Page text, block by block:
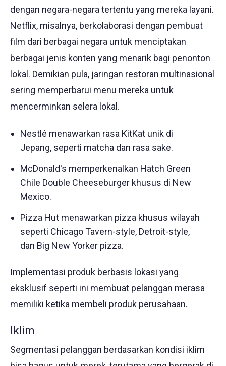
dengan negara-negara tertentu yang mereka layani.
Netflix, misalnya, berkolaborasi dengan pembuat
film dari berbagai negara untuk menciptakan
berbagai jenis konten yang menarik bagi penonton
lokal. Demikian pula, jaringan restoran multinasional
sering memperbarui menu mereka untuk
mencerminkan selera lokal.
Nestlé menawarkan rasa KitKat unik di
Jepang, seperti matcha dan rasa sake.
McDonald's memperkenalkan Hatch Green
Chile Double Cheeseburger khusus di New
Mexico.
Pizza Hut menawarkan pizza khusus wilayah
seperti Chicago Tavern-style, Detroit-style,
dan Big New Yorker pizza.
Implementasi produk berbasis lokasi yang
eksklusif seperti ini membuat pelanggan merasa
memiliki ketika membeli produk perusahaan.
Iklim
Segmentasi pelanggan berdasarkan kondisi iklim